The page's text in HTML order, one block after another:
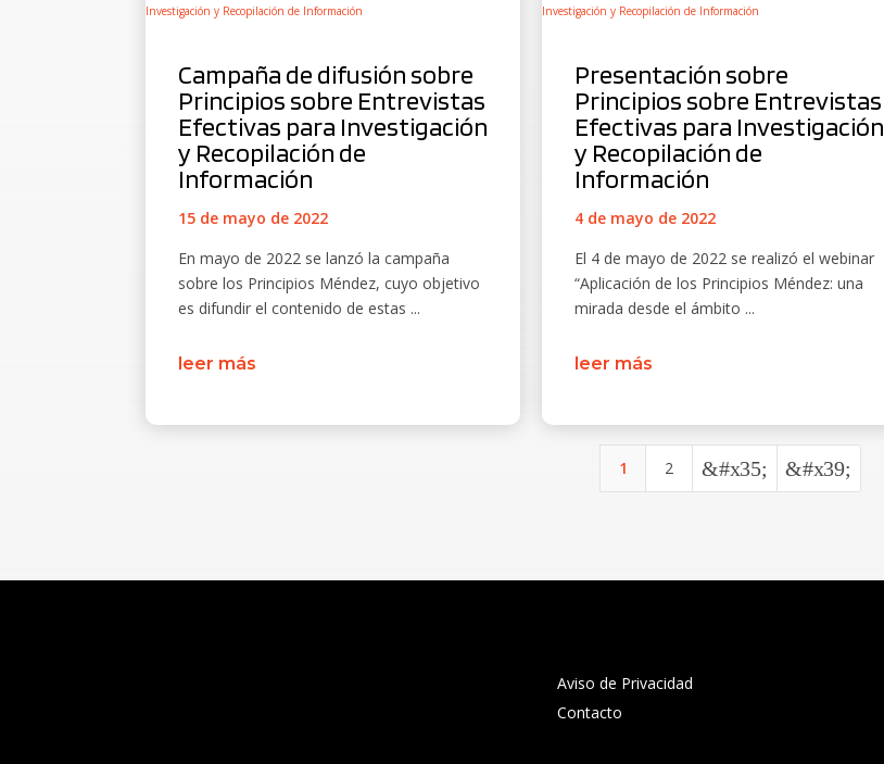
Campaña de difusión sobre
Principios sobre Entrevistas
Efectivas para Investigación
y Recopilación de
Información
15 de mayo de 2022
En mayo de 2022 se lanzó la campaña
sobre los Principios Méndez, cuyo objetivo
es difundir el contenido de estas ...
leer más
Presentación sobre
Principios sobre Entrevistas
Efectivas para Investigación
y Recopilación de
Información
4 de mayo de 2022
El 4 de mayo de 2022 se realizó el webinar
“Aplicación de los Principios Méndez: una
mirada desde el ámbito ...
leer más
1 2 &#x35; &#x39;
Aviso de Privacidad
Contacto